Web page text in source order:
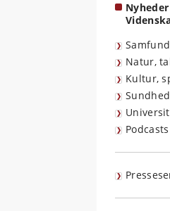
Natur,
Kultur,
Podcasts